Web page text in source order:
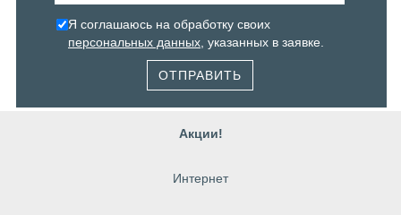
Я соглашаюсь на обработку своих
персональных данных , указанных в заявке.
ОТПРАВИТЬ
Акции!
Интернет